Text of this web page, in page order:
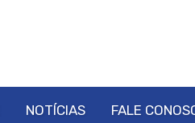
NOTÍCIAS FALE